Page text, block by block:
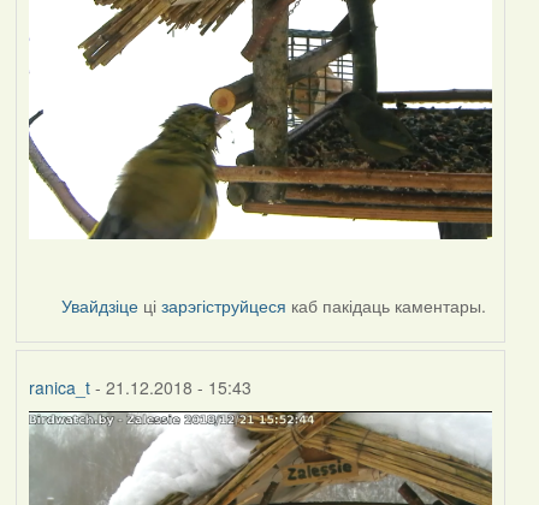
Увайдзіце цізарэгіструйцеся каб пакідаць каментары.
ranica_t- 21.12.2018 - 15:43